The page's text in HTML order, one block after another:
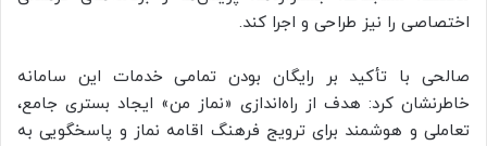
اختصاصی را نیز طراحی و اجرا کند.
صالحی با تأکید بر رایگان بودن تمامی خدمات این سامانه
خاطرنشان کرد: هدف از راه‌اندازی «نماز من» ایجاد بستری جامع،
تعاملی و هوشمند برای ترویج فرهنگ اقامه نماز و پاسخگویی به